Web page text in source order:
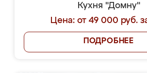
Кухня "Домну"
Цена: от 49 000 руб.
ПОДРОБНЕЕ